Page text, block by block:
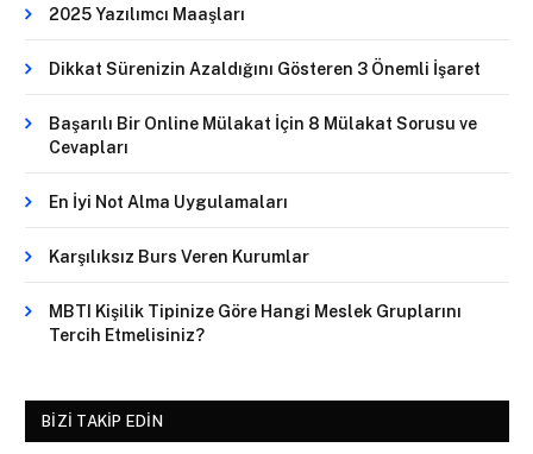
2025 Yazılımcı Maaşları
Dikkat Sürenizin Azaldığını Gösteren 3 Önemli İşaret
Başarılı Bir Online Mülakat İçin 8 Mülakat Sorusu ve
Cevapları
En İyi Not Alma Uygulamaları
Karşılıksız Burs Veren Kurumlar
MBTI Kişilik Tipinize Göre Hangi Meslek Gruplarını
Tercih Etmelisiniz?
BIZI TAKIP EDIN